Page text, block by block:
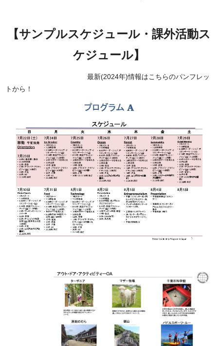
【サンプルスケジュール・課外活動ス
ケジュール】
最新(2024年)情報はこちらのパンフレッ
トから！